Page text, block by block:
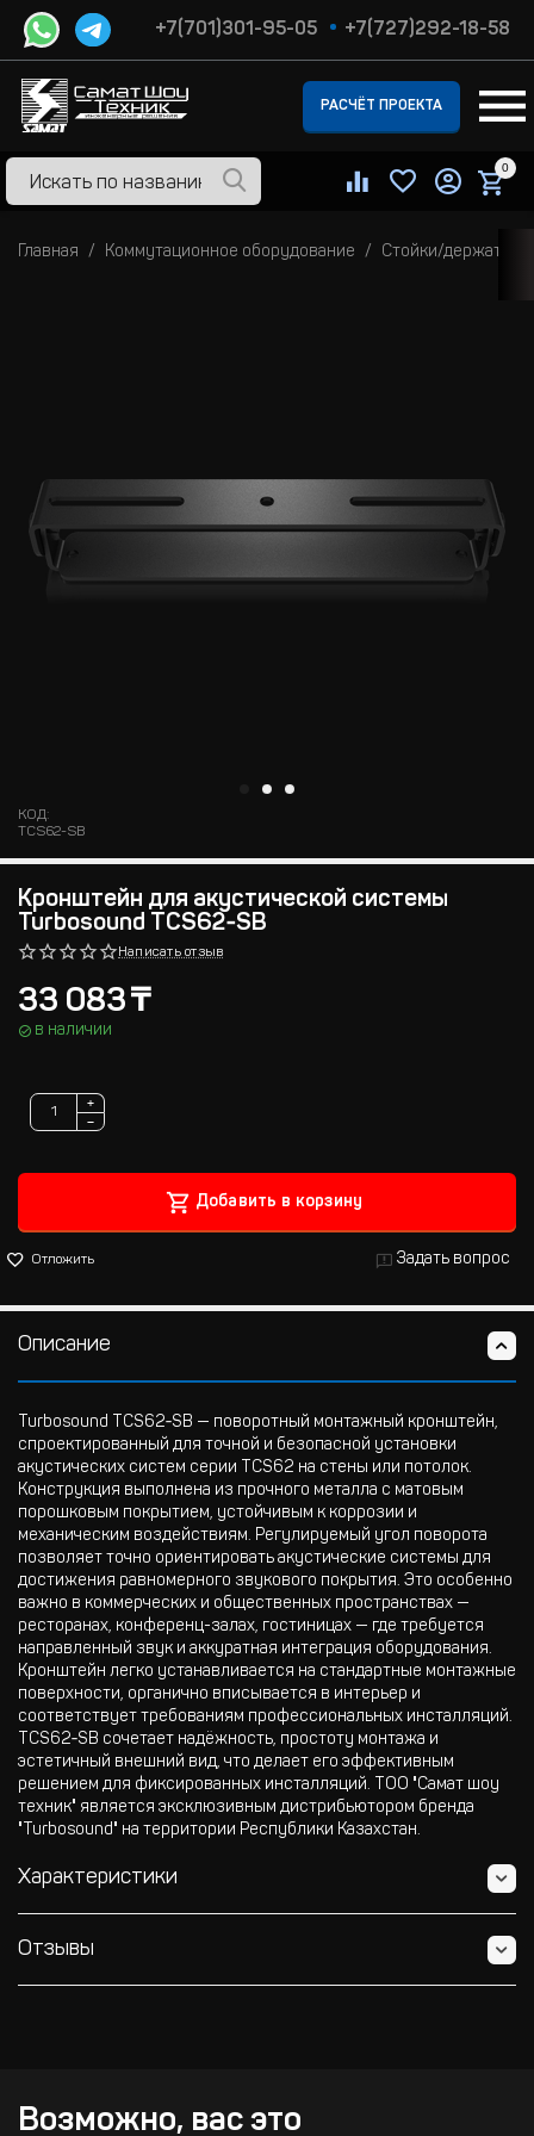
+7(701)301-95-05 +7(727)292-18-58
РАСЧЁТ ПРОЕКТА
0
Главная Коммутационное оборудование Стойки/держатели
КОД:
TCS62-SB
Кронштейн для акустической системы
Turbosound TCS62‑SB
Написать отзыв
33 083₸
в наличии
+
−
Добавить в корзину
Отложить Задать вопрос
Описание
Turbosound TCS62‐SB — поворотный монтажный кронштейн,
спроектированный для точной и безопасной установки
акустических систем серии TCS62 на стены или потолок.
Конструкция выполнена из прочного металла с матовым
порошковым покрытием, устойчивым к коррозии и
механическим воздействиям. Регулируемый угол поворота
позволяет точно ориентировать акустические системы для
достижения равномерного звукового покрытия. Это особенно
важно в коммерческих и общественных пространствах —
ресторанах, конференц-залах, гостиницах — где требуется
направленный звук и аккуратная интеграция оборудования.
Кронштейн легко устанавливается на стандартные монтажные
поверхности, органично вписывается в интерьер и
соответствует требованиям профессиональных инсталляций.
TCS62‐SB сочетает надёжность, простоту монтажа и
эстетичный внешний вид, что делает его эффективным
решением для фиксированных инсталляций. ТОО "Самат шоу
техник" является эксклюзивным дистрибьютором бренда
"Turbosound" на территории Республики Казахстан.
Характеристики
Отзывы
Возможно, вас это